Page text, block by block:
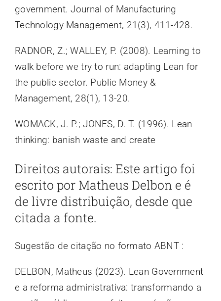
government. Journal of Manufacturing
Technology Management, 21(3), 411-428.
RADNOR, Z.; WALLEY, P. (2008). Learning to
walk before we try to run: adapting Lean for
the public sector. Public Money &
Management, 28(1), 13-20.
WOMACK, J. P.; JONES, D. T. (1996). Lean
thinking: banish waste and create
Direitos autorais: Este artigo foi
escrito por Matheus Delbon e é
de livre distribuição, desde que
citada a fonte.
Sugestão de citação no formato ABNT :
DELBON, Matheus (2023). Lean Government
e a reforma administrativa: transformando a